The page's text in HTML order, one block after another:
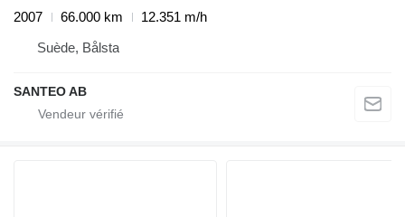
2007
66.000 km
12.351 m/h
Suède, Bålsta
SANTEO AB